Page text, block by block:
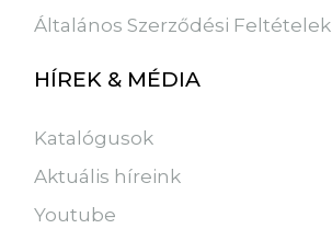
Általános Szerződési Feltételek
HÍREK & MÉDIA
Katalógusok
Aktuális híreink
Youtube